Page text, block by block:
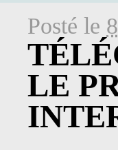
Posté le
LE